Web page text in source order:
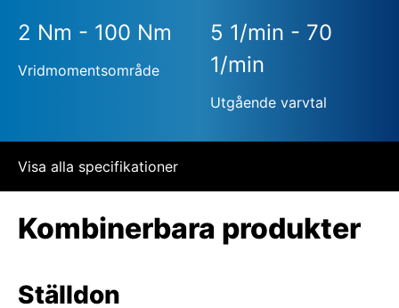
2 Nm - 100 Nm
Vridmomentsområde
5 1/min - 70
1/min
Utgående varvtal
Visa alla specifikationer
Kombinerbara produkter
Ställdon